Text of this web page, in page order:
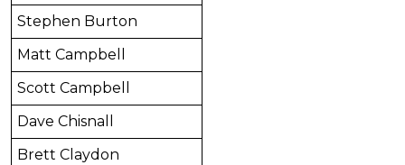
Stephen Burton
Matt Campbell
Scott Campbell
Dave Chisnall
Brett Claydon